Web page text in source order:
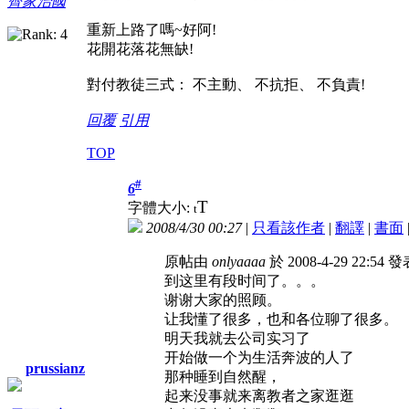
重新上路了嗎~好阿!
花開花落花無缺!
對付教徒三式： 不主動、 不抗拒、 不負責!
回覆 引用
TOP
prussianz
6#
字體大小: tT
2008/4/30 00:27| 只看該作者 | 翻譯 | 書面 |
原帖由 onlyaaaa 於 2008-4-29 22:54 發
到这里有段时间了。。。
谢谢大家的照顾。
让我懂了很多，也和各位聊了很多。
明天我就去公司实习了
开始做一个为生活奔波的人了
那种睡到自然醒，
起来没事就来离教者之家逛逛